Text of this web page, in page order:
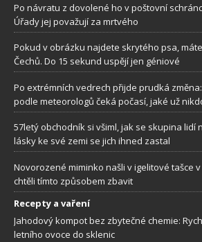
Po návratu z dovolené ho v poštovní
Úřady jej považují za mrtvého
Pokud v obrázku najdete skrytého psa, máte
Čechů. Do 15 sekund uspějí jen géniové
Po extrémních vedrech přijde prudká
podle meteorologů čeká počasí, jaké už
57letý obchodník si všiml, jak se skupina lidí
lásky ke své zemi se jich ihned zastal
Novorozené miminko našli v igelitové tašce
chtěli tímto způsobem zbavit
Recepty a vaření
Jahodový kompot bez zbytečné chemie:
letního ovoce do sklenic